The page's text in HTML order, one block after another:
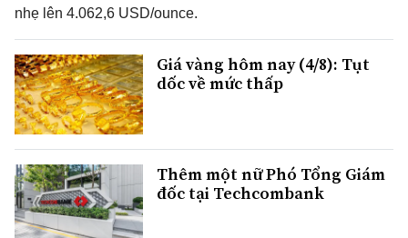
nhẹ lên 4.062,6 USD/ounce.
Giá vàng hôm nay (4/8): Tụt
dốc về mức thấp
Thêm một nữ Phó Tổng Giám
đốc tại Techcombank